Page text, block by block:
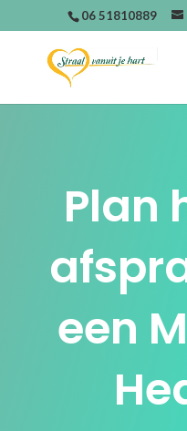
06 51810889
Plan
een